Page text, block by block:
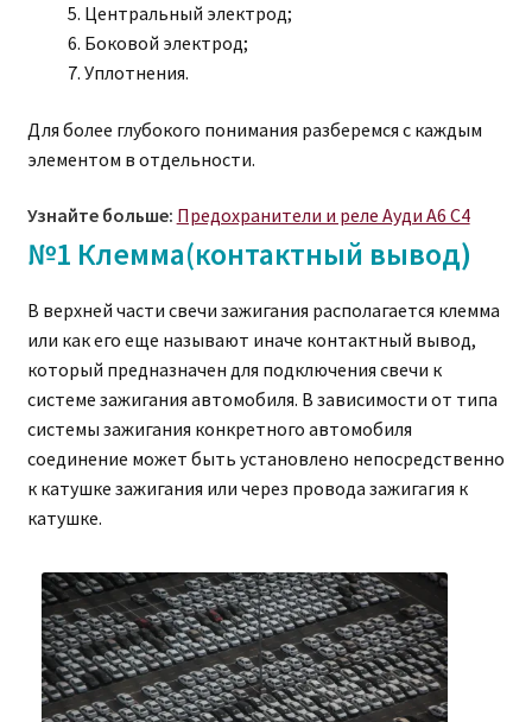
Центральный электрод;
Боковой электрод;
Уплотнения.
Для более глубокого понимания разберемся с каждым
элементом в отдельности.
Узнайте больше: Предохранители и реле Ауди А6 С4
№1 Клемма(контактный вывод)
В верхней части свечи зажигания располагается клемма
или как его еще называют иначе контактный вывод,
который предназначен для подключения свечи к
системе зажигания автомобиля. В зависимости от типа
системы зажигания конкретного автомобиля
соединение может быть установлено непосредственно
к катушке зажигания или через провода зажигагия к
катушке.